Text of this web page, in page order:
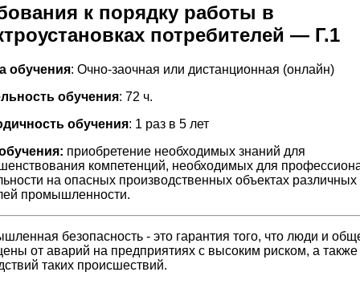
к порядку работы в
потребителей — Г.1
обучения: Очно-заочная или дистанционная (онлайн)
обучения: 72 ч.
обучения: 1 раз в 5 лет
приобретение необходимых знаний для
компетенций, необходимых для
на опасных производственных объектах различных
промышленности.
безопасность - это гарантия того, что люди и
от аварий на предприятиях с высоким риском, а также
таких происшествий.